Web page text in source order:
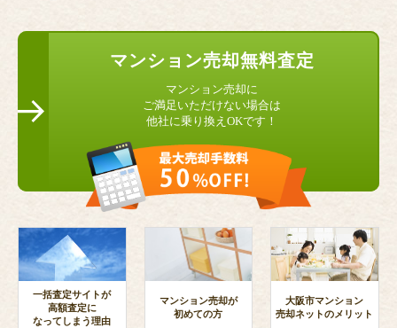
マンション売却無料査定
マンション売却に
ご満足いただけない場合は
他社に乗り換えOKです！
一括査定サイトが
高額査定に
なってしまう理由
マンション売却が
初めての方
大阪市マンション
売却ネットのメリット